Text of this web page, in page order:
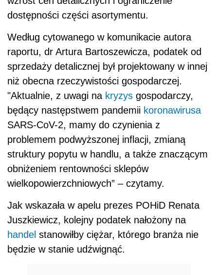
dostępności części asortymentu.
Według cytowanego w komunikacie autora
raportu, dr Artura Bartoszewicza, podatek od
sprzedaży detalicznej był projektowany w innej
niż obecna rzeczywistości gospodarczej.
"Aktualnie, z uwagi na kryzys gospodarczy,
będący następstwem pandemii koronawirusa
SARS-CoV-2, mamy do czynienia z
problemem podwyższonej inflacji, zmianą
struktury popytu w handlu, a także znaczącym
obniżeniem rentowności sklepów
wielkopowierzchniowych” – czytamy.
Jak wskazała w apelu prezes POHiD Renata
Juszkiewicz, kolejny podatek nałożony na
handel stanowiłby ciężar, którego branża nie
będzie w stanie udźwignąć.